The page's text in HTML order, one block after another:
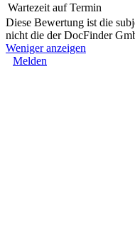
Wartezeit auf Termin
Diese Bewertung ist die
nicht die der DocFinder
Weniger anzeigen
Melden